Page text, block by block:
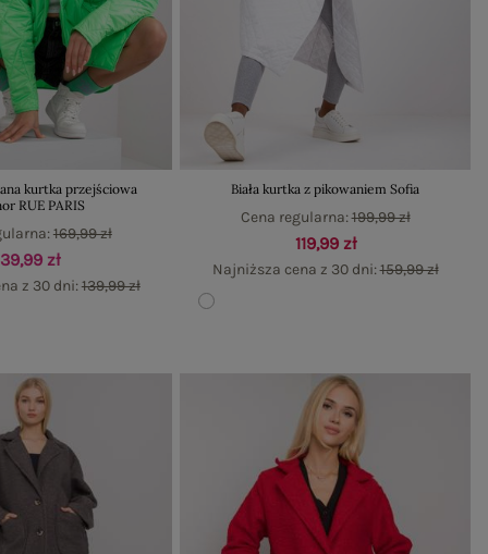
kurtka przejściowa
RUE PARIS
zł
z 30 dni:139,99 zł
169,99 zł
Biała kurtka z pikowaniem Sofia
119,99 zł
Najniższa cena z 30 dni:159,99 zł
Cena regularna:199,99 zł